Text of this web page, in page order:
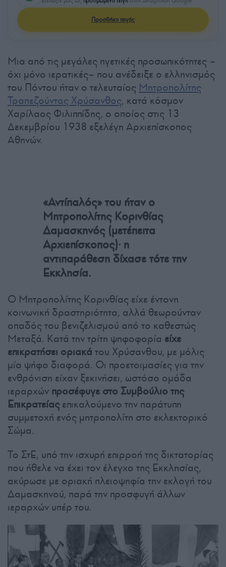
Προσθήκη πηγής
Μια από τις μεγάλες ηγετικές προσωπικότητες –
όχι μόνο ιερατικές– που ανέδειξε ο ελληνισμός
του Πόντου ήταν ο τελευταίος Μητροπολίτης
Τραπεζούντας Χρύσανθος, κατά κόσμον
Χαρίλαος Φιλιππίδης, ο οποίος στις 13
Δεκεμβρίου 1938 εξελέγη Αρχιεπίσκοπος
Αθηνών.
«Αντίπαλός» του ήταν ο
Μητροπολίτης Κορινθίας
Δαμασκηνός (μετέπειτα
Αρχιεπίσκοπος)· η
αντιπαράθεση δίχασε τότε την
Εκκλησία.
Ο Μητροπολίτης Κορινθίας είχε έντονη
κοινωνική δραστηριότητα, αλλά θεωρούνταν
οπαδός του βενιζελισμού από το καθεστώς
Μεταξά. Κατά την τρίτη ψηφοφορία είχε
επικρατήσει οριακά του Χρύσανθου, με μόλις
μία ψήφο διαφορά. Οι προετοιμασίες για την
ενθρόνιση είχαν ξεκινήσει, ωστόσο ομάδα
ιεραρχών προσέφυγε στο Συμβούλιο της
Επικρατείαςεπικαλούμενο την παράτυπη
συμμετοχή ενός μητροπολίτη στο εκλεκτορικό
Σώμα.
Το ΣτΕ, υπό την ισχυρή επιρροή της δικτατορίας
που ήθελε να έχει τον έλεγχο της Εκκλησίας,
ακύρωσε με οριακή πλειοψηφία την εκλογή του
Δαμασκηνού, παρά την προσφυγή άλλων
ιεραρχών υπέρ του.